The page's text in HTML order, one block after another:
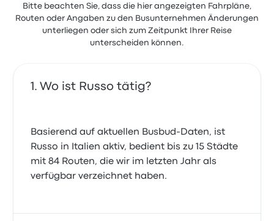
Bitte beachten Sie, dass die hier angezeigten Fahrpläne,
Routen oder Angaben zu den Busunternehmen Änderungen
unterliegen oder sich zum Zeitpunkt Ihrer Reise
unterscheiden können.
Wo ist Russo tätig?
Basierend auf aktuellen Busbud-Daten, ist
Russo in Italien aktiv, bedient bis zu 15 Städte
mit 84 Routen, die wir im letzten Jahr als
verfügbar verzeichnet haben.